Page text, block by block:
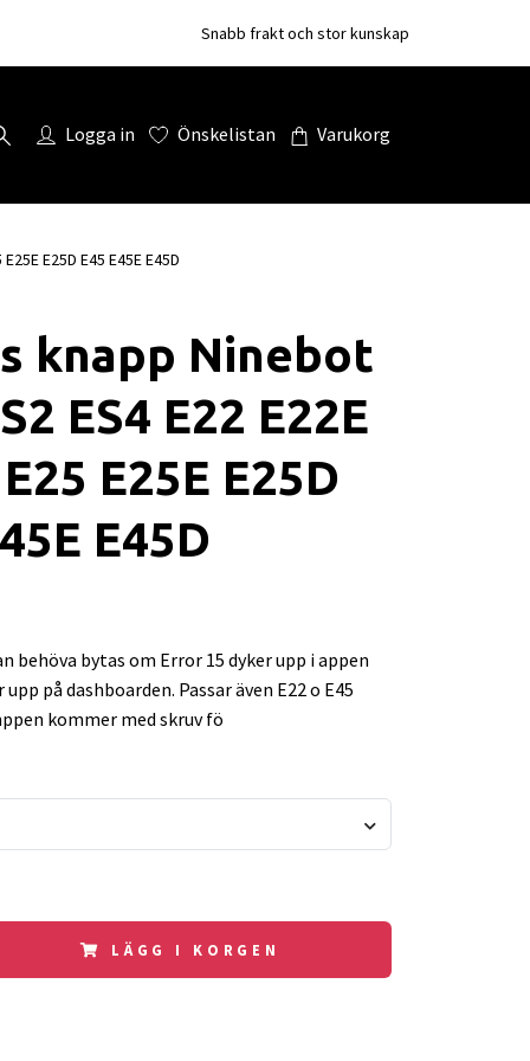
Snabb frakt och stor kunskap
Logga in Önskelistan Varukorg
E25D E45 E45E E45D
knapp Ninebot
ES4 E22 E22E
E25E E25D
E45D
behöva bytas om Error 15 dyker upp i appen
på dashboarden. Passar även E22 o E45
kommer med skruv fö
LÄGG I KORGEN